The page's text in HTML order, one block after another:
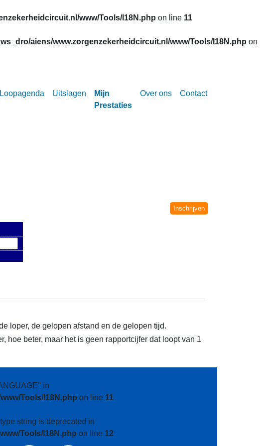
www/Tools/I18N.php on line 11
aiens/www.zorgenzekerheidcircuit.nl/www/Tools/I18N.php on
Loopagenda Uitslagen
Mijn
Prestaties
Over ons Contact
Inschrijven
loper, de gelopen afstand en de gelopen tijd.
hoe beter, maar het is geen rapportcijfer dat loopt van 1
in
Tools/I18N.php on line 11
string is deprecated in
Tools/I18N.php on line 12